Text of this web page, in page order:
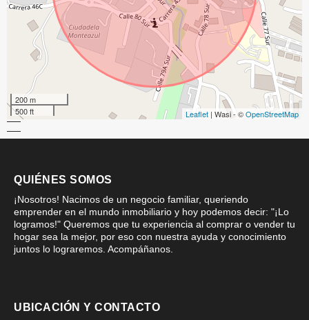
200 m
500 ft
Leaflet | Wasi - ©OpenStreetMap
QUIÉNES SOMOS
¡Nosotros! Nacimos de un negocio familiar, queriendo
emprender en el mundo inmobiliario y hoy podemos decir: "¡Lo
logramos!" Queremos que tu experiencia al comprar o vender tu
hogar sea la mejor, por eso con nuestra ayuda y conocimiento
juntos lo lograremos. Acompáñanos.
UBICACIÓN Y CONTACTO